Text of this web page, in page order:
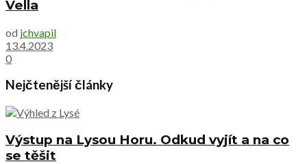
Vella
od jchvapil
13.4.2023
0
Nejčtenější články
Výstup na Lysou Horu. Odkud vyjít a na co
se těšit